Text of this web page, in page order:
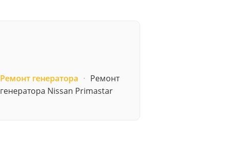
Ремонт генератора · Ремонт
генератора Nissan Primastar